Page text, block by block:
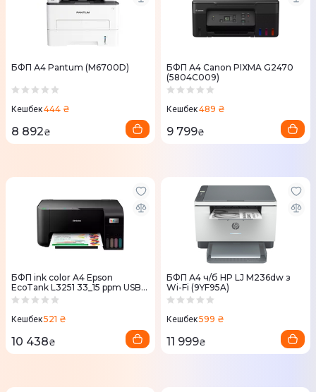
БФП А4 Pantum (M6700D)
Кешбек444 ₴
8 892₴
БФП А4 Canon PIXMA G2470
(5804C009)
Кешбек489 ₴
9 799₴
БФП ink color A4 Epson
EcoTank L3251 33_15 ppm USB
Wi-Fi 4 inks (C11CJ67413)
Кешбек521 ₴
10 438₴
БФП А4 ч/б HP LJ M236dw з
Wi-Fi (9YF95A)
Кешбек599 ₴
11 999₴